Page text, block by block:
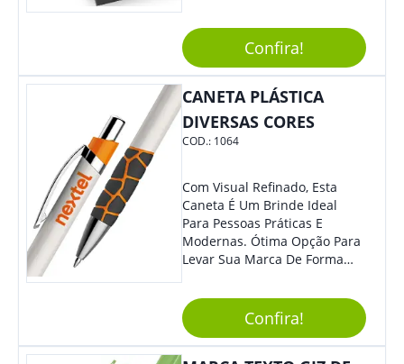
Elástico Permite Maior
Segurança Ao Carregá-Lo.
Ofereça A Seus Clientes E
Colaboradores, Sem Dúvidas
Eles Irão Adorar.
Confira!
CANETA PLÁSTICA
DIVERSAS CORES
COD.: 1064
Com Visual Refinado, Esta
Caneta É Um Brinde Ideal
Para Pessoas Práticas E
Modernas. Ótima Opção Para
Levar Sua Marca De Forma
Sua Empresa Em Eventos,
Reuniões Corporativas Ou Até
Mesmo Para Presentear
Colaboradores E Parceiros De
Confira!